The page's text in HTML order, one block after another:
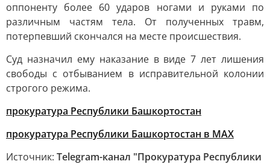
оппоненту более 60 ударов ногами и руками по
различным частям тела. От полученных травм,
потерпевший скончался на месте происшествия.
Суд назначил ему наказание в виде 7 лет лишения
свободы с отбыванием в исправительной колонии
строгого режима.
прокуратура Республики Башкортостан
прокуратура Республики Башкортостан в МАХ
Источник: Telegram-канал "Прокуратура Республики